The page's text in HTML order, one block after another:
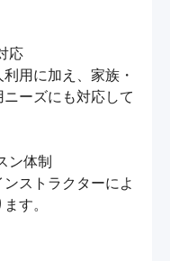
応
用に加え、家族・
ーズにも対応して
ン体制
ンストラクターによ
す。